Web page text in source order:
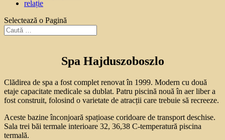
relație
Selectează o Pagină
Spa Hajduszoboszlo
Clădirea de spa a fost complet renovat în 1999. Modern cu două
etaje capacitate medicale sa dublat. Patru piscină nouă în aer liber a
fost construit, folosind o varietate de atracții care trebuie să recreeze.
Aceste bazine înconjoară spațioase coridoare de transport deschise.
Sala trei băi termale interioare 32, 36,38 C-temperatură piscina
termală.